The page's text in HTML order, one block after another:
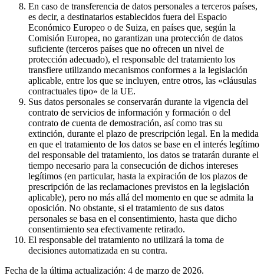
En caso de transferencia de datos personales a terceros países,
es decir, a destinatarios establecidos fuera del Espacio
Económico Europeo o de Suiza, en países que, según la
Comisión Europea, no garantizan una protección de datos
suficiente (terceros países que no ofrecen un nivel de
protección adecuado), el responsable del tratamiento los
transfiere utilizando mecanismos conformes a la legislación
aplicable, entre los que se incluyen, entre otros, las «cláusulas
contractuales tipo» de la UE.
Sus datos personales se conservarán durante la vigencia del
contrato de servicios de información y formación o del
contrato de cuenta de demostración, así como tras su
extinción, durante el plazo de prescripción legal. En la medida
en que el tratamiento de los datos se base en el interés legítimo
del responsable del tratamiento, los datos se tratarán durante el
tiempo necesario para la consecución de dichos intereses
legítimos (en particular, hasta la expiración de los plazos de
prescripción de las reclamaciones previstos en la legislación
aplicable), pero no más allá del momento en que se admita la
oposición. No obstante, si el tratamiento de sus datos
personales se basa en el consentimiento, hasta que dicho
consentimiento sea efectivamente retirado.
El responsable del tratamiento no utilizará la toma de
decisiones automatizada en su contra.
Fecha de la última actualización: 4 de marzo de 2026.